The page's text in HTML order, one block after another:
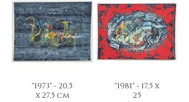
"1973" - 20,5
x 27,5 cm
"1981" - 17,5 x
25